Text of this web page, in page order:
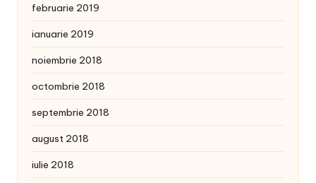
februarie 2019
ianuarie 2019
noiembrie 2018
octombrie 2018
septembrie 2018
august 2018
iulie 2018